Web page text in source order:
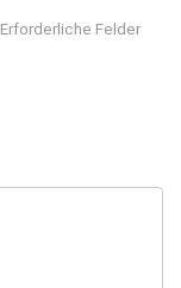
Erforderliche Felder